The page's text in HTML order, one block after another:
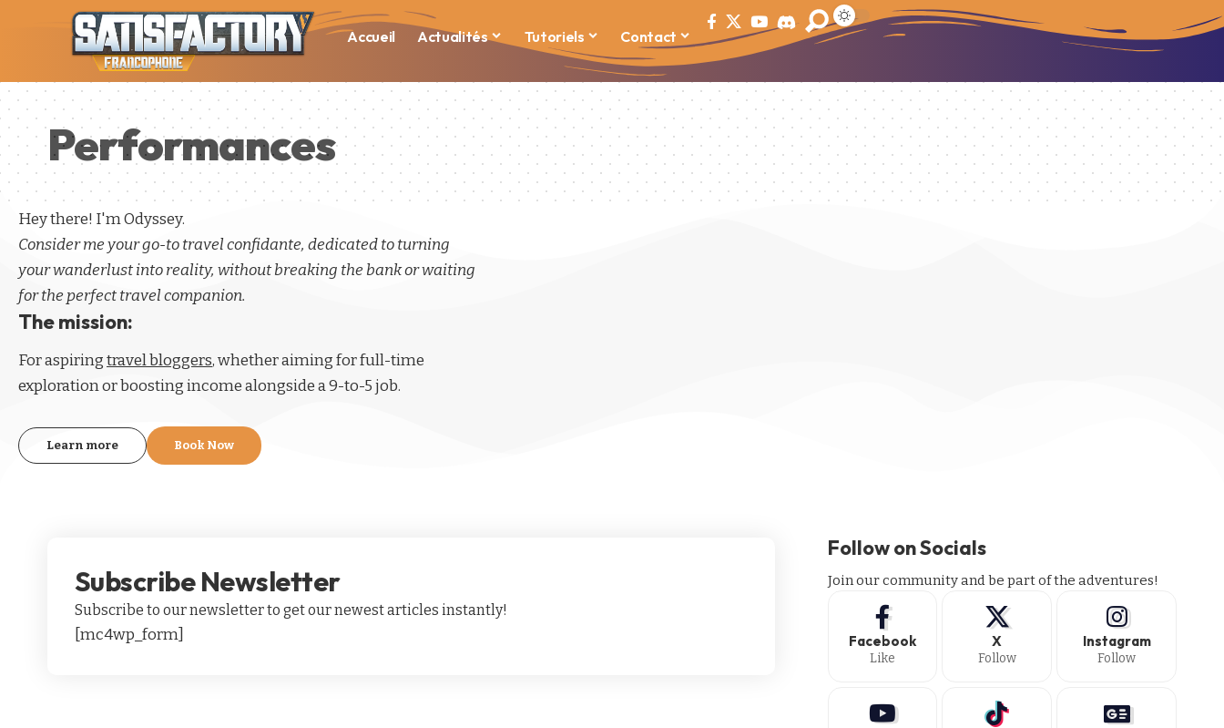
Accueil Actualités Tutoriels Contact
Performances
Hey there! I'm Odyssey.
Consider me your go-to travel confidante, dedicated to turning
your wanderlust into reality, without breaking the bank or waiting
for the perfect travel companion.
The mission:
For aspiringtravel bloggers, whether aiming for full-time
exploration or boosting income alongside a 9-to-5 job.
Learn more Book Now
Subscribe Newsletter
Subscribe to our newsletter to get our newest articles instantly!
[mc4wp_form]
Follow on Socials
Join our community and be part of the adventures!
Facebook
Like
X
Follow
Instagram
Follow